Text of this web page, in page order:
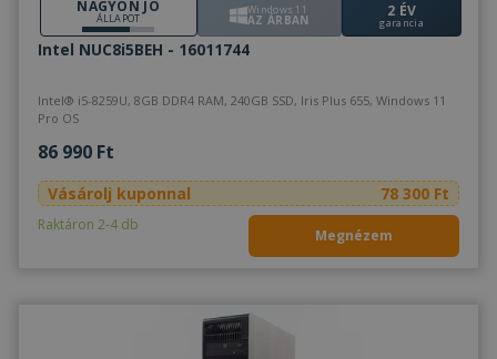
NAGYON JÓ
ÁLLAPOT
Windows 11
AZ ÁRBAN 2 ÉV
garancia
Intel NUC8i5BEH - 16011744
Intel® i5-8259U, 8GB DDR4 RAM, 240GB SSD, Iris Plus 655, Windows 11
Pro OS
86 990 Ft
Vásárolj kuponnal 78 300 Ft
Raktáron 2-4 db
Megnézem